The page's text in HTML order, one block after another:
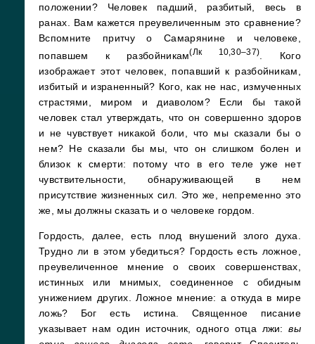
положении? Человек падший, разбитый, весь в
ранах. Вам кажется преувеличенным это сравнение?
Вспомните притчу о Самарянине и человеке,
попавшем к разбойникам(Лк 10,30–37)
. Кого
изображает этот человек, попавший к разбойникам,
избитый и израненный? Кого, как не нас, измученных
страстями, миром и диаволом? Если бы такой
человек стал утверждать, что он совершенно здоров
и не чувствует никакой боли, что мы сказали бы о
нем? Не сказали бы мы, что он слишком болен и
близок к смерти: потому что в его теле уже нет
чувствительности, обнаруживающей в нем
присутствие жизненных сил. Это же, непременно это
же, мы должны сказать и о человеке гордом.
Гордость, далее, есть плод внушений злого духа.
Трудно ли в этом убедиться? Гордость есть ложное,
преувеличенное мнение о своих совершенствах,
истинных или мнимых, соединенное с обидным
унижением других. Ложное мнение: а откуда в мире
ложь? Бог есть истина. Священное писание
указывает нам один источник, одного отца лжи:вы